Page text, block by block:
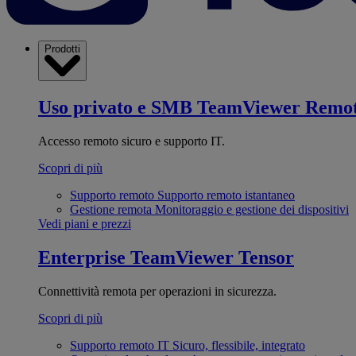
Prodotti
Uso privato e SMB TeamViewer
Accesso remoto sicuro e supporto IT.
Scopri di più
Supporto remoto Supporto remoto istantaneo
Gestione remota Monitoraggio e gestione dei dispositivi
Vedi piani e prezzi
Enterprise TeamViewer Tensor
Connettività remota per operazioni in sicurezza.
Scopri di più
Supporto remoto IT Sicuro, flessibile, integrato